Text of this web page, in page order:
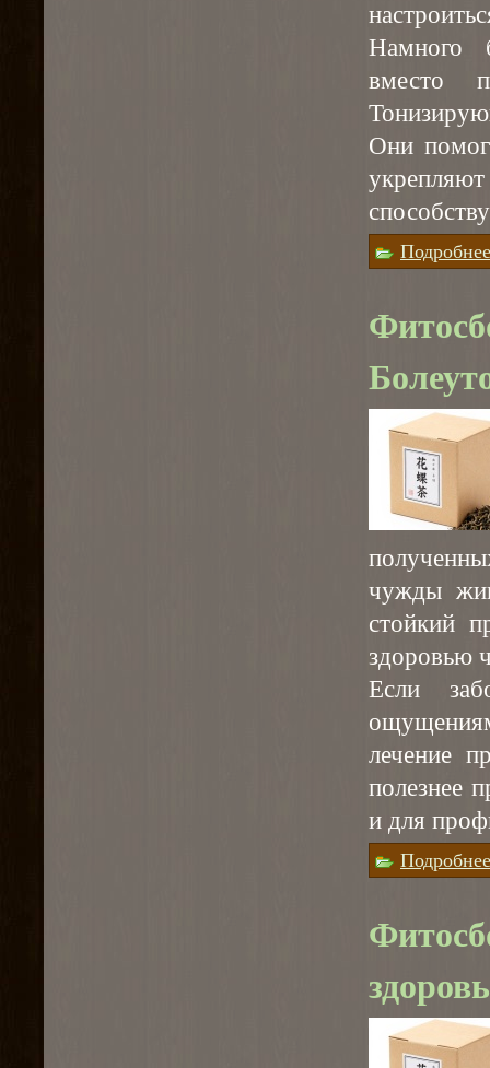
Намного
вместо
Они
Подробнее
чужды
стойкий
здоровью
Если
лечение
полезнее
и для
Подробнее